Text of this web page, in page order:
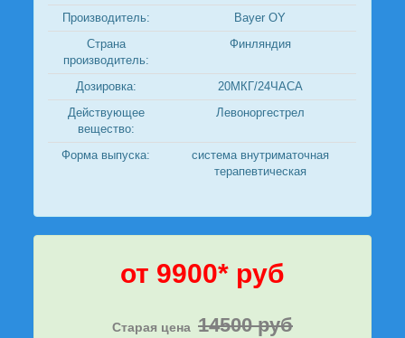
Производитель:
Bayer OY
Страна
производитель:
Финляндия
Дозировка:
20МКГ/24ЧАСА
Действующее
вещество:
Левоноргестрел
Форма выпуска:
система внутриматочная
терапевтическая
от 9900* руб
Старая цена 14500 руб